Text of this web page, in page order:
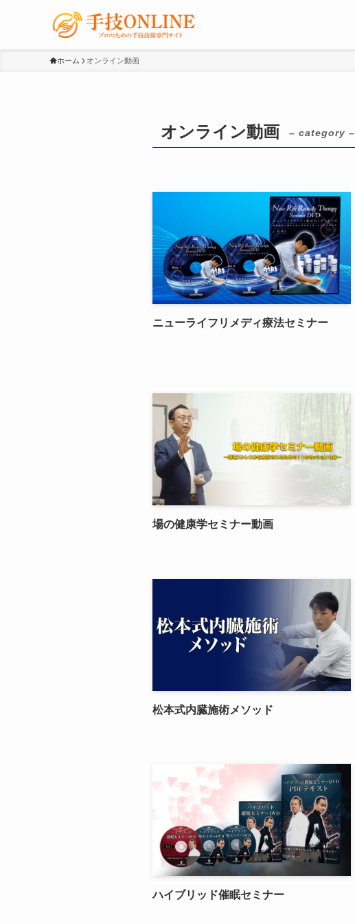
ホーム オンライン動画
オンライン動画 – category –
ニューライフリメディ療法セミナー
場の健康学セミナー動画
松本式内臓施術メソッド
ハイブリッド催眠セミナー